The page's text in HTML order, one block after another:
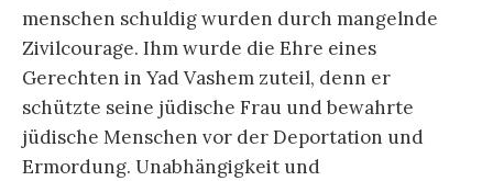
menschen schuldig wurden durch mangelnde
Zivilcourage. Ihm wurde die Ehre eines
Gerechten in Yad Vashem zuteil, denn er
schützte seine jüdische Frau und bewahrte
jüdische Menschen vor der Deportation und
Ermordung. Unabhängigkeit und